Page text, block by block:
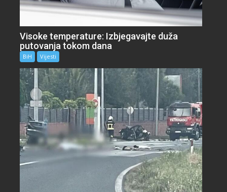
Visoke temperature: Izbjegavajte duža
putovanja tokom dana
BiH Vijesti